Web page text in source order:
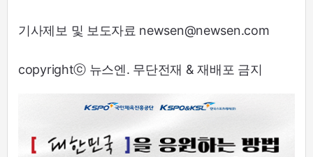
기사제보 및 보도자료 newsen@newsen.com
copyrightⓒ 뉴스엔. 무단전재 & 재배포 금지